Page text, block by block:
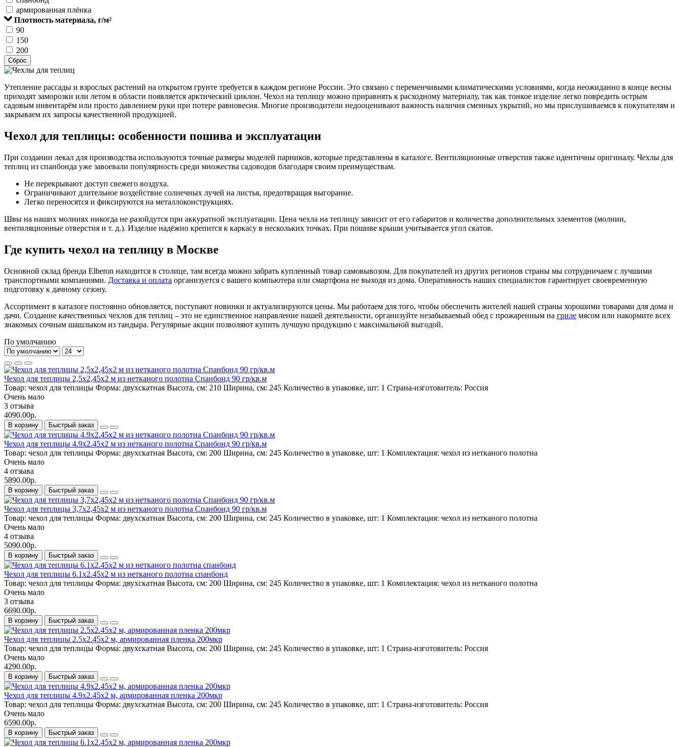
армированная плёнка
Плотность материала, г/м²
90
150
200
Сброс
Утепление рассады и взрослых растений на открытом грунте требуется в каждом регионе России. Это связано с переменчивыми климатическими условиями, когда неожиданно в конце весны
приходят заморозки или летом в области появляется арктический циклон. Чехол на теплицу можно приравнять к расходному материалу, так как тонкое изделие легко повредить острым
садовым инвентарём или просто давлением руки при потере равновесия. Многие производители недооценивают важность наличия сменных укрытий, но мы прислушиваемся к покупателям и
закрываем их запросы качественной продукцией.
Чехол для теплицы: особенности пошива и эксплуатации
При создании лекал для производства используются точные размеры моделей парников, которые представлены в каталоге. Вентиляционные отверстия также идентичны оригиналу. Чехлы для
теплиц из спанбонда уже завоевали популярность среди множества садоводов благодаря своим преимуществам.
Не перекрывают доступ свежего воздуха.
Ограничивают длительное воздействие солнечных лучей на листья, предотвращая выгорание.
Легко переносятся и фиксируются на металлоконструкциях.
Швы на наших молниях никогда не разойдутся при аккуратной эксплуатации. Цена чехла на теплицу зависит от его габаритов и количества дополнительных элементов (молнии,
вентиляционные отверстия и т. д.). Изделие надёжно крепится к каркасу в нескольких точках. При пошиве крыши учитывается угол скатов.
Где купить чехол на теплицу в Москве
Основной склад бренда Elberon находится в столице, там всегда можно забрать купленный товар самовывозом. Для покупателей из других регионов страны мы сотрудничаем с лучшими
транспортными компаниями. Доставка и оплата организуется с вашего компьютера или смартфона не выходя из дома. Оперативность наших специалистов гарантирует своевременную
подготовку к дачному сезону.
Ассортимент в каталоге постоянно обновляется, поступают новинки и актуализируются цены. Мы работаем для того, чтобы обеспечить жителей нашей страны хорошими товарами для дома и
дачи. Создание качественных чехлов для теплиц – это не единственное направление нашей деятельности, организуйте незабываемый обед с прожаренным на гриле мясом или накормите всех
знакомых сочным шашлыком из тандыра. Регулярные акции позволяют купить лучшую продукцию с максимальной выгодой.
По умолчанию
Чехол для теплицы 2,5х2,45х2 м из нетканого полотна Спанбонд 90 гр/кв.м
Товар: чехол для теплицы Форма: двухскатная Высота, см: 210 Ширина, см: 245 Количество в упаковке, шт: 1 Страна-изготовитель: Россия
Очень мало
3 отзыва
4090.00р.
В корзину Быстрый заказ
Чехол для теплицы 4.9х2.45х2 м из нетканого полотна Спанбонд 90 гр/кв.м
Товар: чехол для теплицы Форма: двухскатная Высота, см: 200 Ширина, см: 245 Количество в упаковке, шт: 1 Комплектация: чехол из нетканого полотна
Очень мало
4 отзыва
5890.00р.
В корзину Быстрый заказ
Чехол для теплицы 3,7х2,45х2 м из нетканого полотна Спанбонд 90 гр/кв.м
Товар: чехол для теплицы Форма: двухскатная Высота, см: 200 Ширина, см: 245 Количество в упаковке, шт: 1 Комплектация: чехол из нетканого полотна
Очень мало
4 отзыва
5090.00р.
В корзину Быстрый заказ
Чехол для теплицы 6.1х2.45х2 м из нетканого полотна спанбонд
Товар: чехол для теплицы Форма: двухскатная Высота, см: 200 Ширина, см: 245 Количество в упаковке, шт: 1 Комплектация: чехол из нетканого полотна
Очень мало
3 отзыва
6690.00р.
В корзину Быстрый заказ
Чехол для теплицы 2.5х2.45х2 м, армированная пленка 200мкр
Товар: чехол для теплицы Форма: двухскатная Высота, см: 200 Ширина, см: 245 Количество в упаковке, шт: 1 Страна-изготовитель: Россия
Очень мало
4290.00р.
В корзину Быстрый заказ
Чехол для теплицы 4.9х2.45х2 м, армированная пленка 200мкр
Товар: чехол для теплицы Форма: двухскатная Высота, см: 200 Ширина, см: 245 Количество в упаковке, шт: 1 Страна-изготовитель: Россия
Очень мало
6590.00р.
В корзину Быстрый заказ